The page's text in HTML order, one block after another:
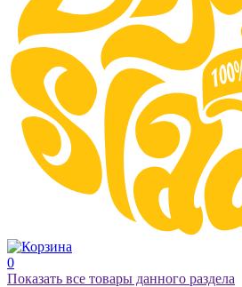
0
Показать все товары данного раздела